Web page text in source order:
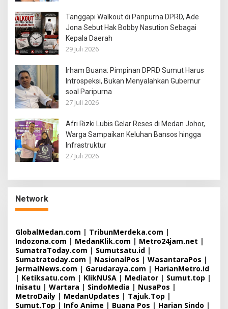
Tanggapi Walkout di Paripurna DPRD, Ade
Jona Sebut Hak Bobby Nasution Sebagai
Kepala Daerah
29 Juli 2026
Irham Buana: Pimpinan DPRD Sumut Harus
Introspeksi, Bukan Menyalahkan Gubernur
soal Paripurna
27 Juli 2026
Afri Rizki Lubis Gelar Reses di Medan Johor,
Warga Sampaikan Keluhan Bansos hingga
Infrastruktur
27 Juli 2026
Network
GlobalMedan.com | TribunMerdeka.com |
Indozona.com | MedanKlik.com | Metro24jam.net |
SumatraToday.com | Sumutsatu.id |
Sumatratoday.com | NasionalPos | WasantaraPos |
JermalNews.com | Garudaraya.com | HarianMetro.id
| Ketiksatu.com | KlikNUSA | Mediator | Sumut.top |
Inisatu | Wartara | SindoMedia | NusaPos |
MetroDaily | MedanUpdates | Tajuk.Top |
Sumut.Top | Info Anime | Buana Pos | Harian Sindo |